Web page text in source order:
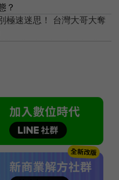
？
極速迷思！ 台灣大哥大奪